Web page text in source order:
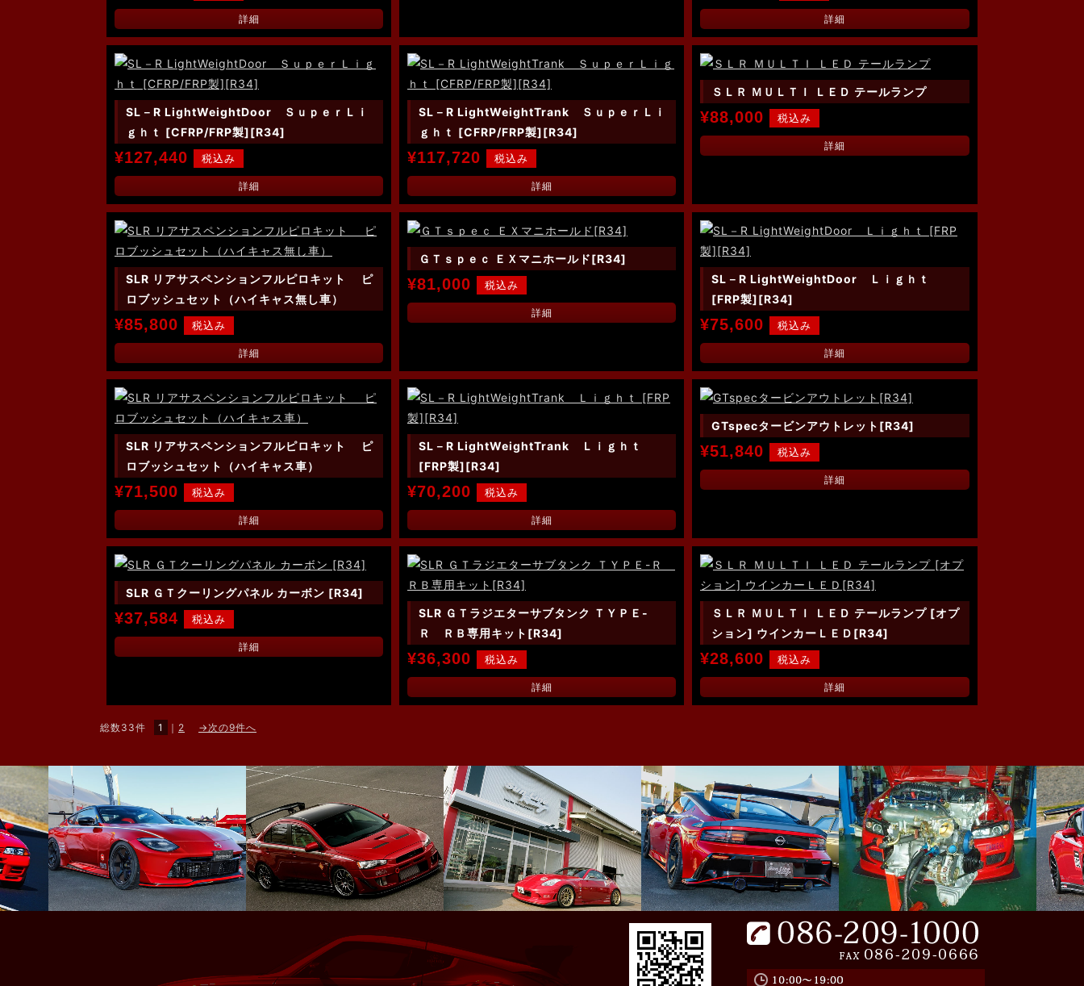
詳細 詳細
SL－R LightWeightDoor ＳｕｐｅｒＬｉ
ｇｈｔ [CFRP/FRP製][R34]
¥127,440
詳細
SL－R LightWeightTrank ＳｕｐｅｒＬｉ
ｇｈｔ [CFRP/FRP製][R34]
¥117,720
詳細
ＳＬＲ ＭＵＬＴＩ ＬＥＤ テールランプ
¥88,000
詳細
SLR リアサスペンションフルピロキット ピ
ロブッシュセット（ハイキャス無し車）
¥85,800
詳細
ＧＴｓｐｅｃ ＥＸマニホールド[R34]
¥81,000
詳細
SL－R LightWeightDoor Ｌｉｇｈｔ
[FRP製][R34]
¥75,600
詳細
SLR リアサスペンションフルピロキット ピ
ロブッシュセット（ハイキャス車）
¥71,500
詳細
SL－R LightWeightTrank Ｌｉｇｈｔ
[FRP製][R34]
¥70,200
詳細
GTspecタービンアウトレット[R34]
¥51,840
詳細
SLR ＧＴクーリングパネル カーボン [R34]
¥37,584
詳細
SLR ＧＴラジエターサブタンク ＴＹＰＥ-
Ｒ ＲＢ専用キット[R34]
¥36,300
詳細
ＳＬＲ ＭＵＬＴＩ ＬＥＤ テールランプ [オプ
ション] ウインカーＬＥＤ[R34]
¥28,600
詳細
総数33件 1 ｜ 2 →次の9件へ